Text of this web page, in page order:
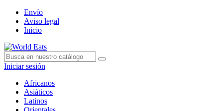
Envío
Aviso legal
Inicio
Iniciar sesión
Africanos
Asiáticos
Latinos